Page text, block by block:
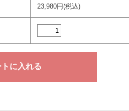
23,980円(税込)